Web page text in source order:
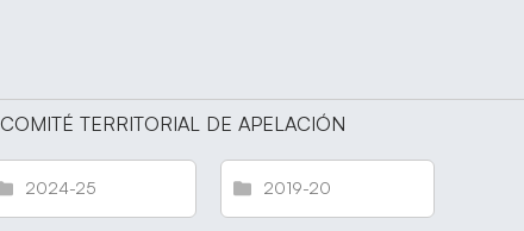
COMITÉ TERRITORIAL DE APELACIÓN
2024-25 2019-20